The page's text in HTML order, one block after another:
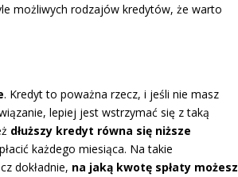
możliwych rodzajów kredytów, że warto
. Kredyt to poważna rzecz, i jeśli nie masz
lepiej jest wstrzymać się z taką
dłuższy kredyt równa się niższe
każdego miesiąca. Na takie
dokładnie, na jaką kwotę spłaty możesz